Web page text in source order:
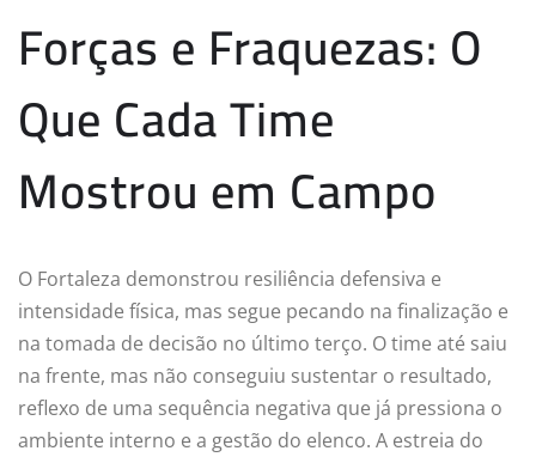
Forças e Fraquezas: O
Que Cada Time
Mostrou em Campo
O Fortaleza demonstrou resiliência defensiva e
intensidade física, mas segue pecando na finalização e
na tomada de decisão no último terço. O time até saiu
na frente, mas não conseguiu sustentar o resultado,
reflexo de uma sequência negativa que já pressiona o
ambiente interno e a gestão do elenco. A estreia do